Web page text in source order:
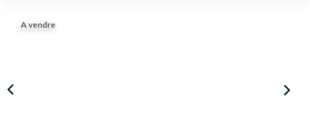
A vendre